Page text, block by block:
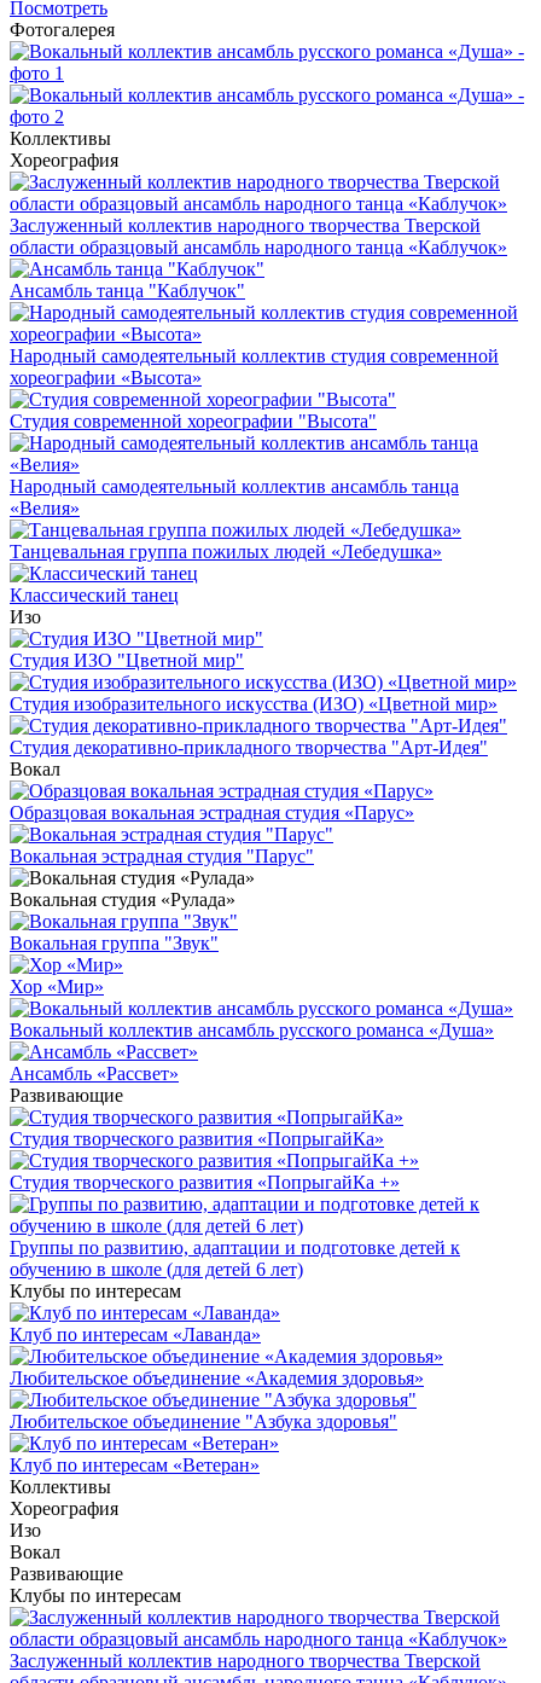
Посмотреть
Фотогалерея
Коллективы
Хореография
Заслуженный коллектив народного творчества Тверской
области образцовый ансамбль народного танца «Каблучок»
Ансамбль танца "Каблучок"
Народный самодеятельный коллектив студия современной
хореографии «Высота»
Студия современной хореографии "Высота"
Народный самодеятельный коллектив ансамбль танца
«Велия»
Танцевальная группа пожилых людей «Лебедушка»
Классический танец
Изо
Студия ИЗО "Цветной мир"
Студия изобразительного искусства (ИЗО) «Цветной мир»
Студия декоративно-прикладного творчества "Арт-Идея"
Вокал
Образцовая вокальная эстрадная студия «Парус»
Вокальная эстрадная студия "Парус"
Вокальная студия «Рулада»
Вокальная группа "Звук"
Хор «Мир»
Вокальный коллектив ансамбль русского романса «Душа»
Ансамбль «Рассвет»
Развивающие
Студия творческого развития «ПопрыгайКа»
Студия творческого развития «ПопрыгайКа +»
Группы по развитию, адаптации и подготовке детей к
обучению в школе (для детей 6 лет)
Клубы по интересам
Клуб по интересам «Лаванда»
Любительское объединение «Академия здоровья»
Любительское объединение "Азбука здоровья"
Клуб по интересам «Ветеран»
Коллективы
Хореография
Изо
Вокал
Развивающие
Клубы по интересам
Заслуженный коллектив народного творчества Тверской